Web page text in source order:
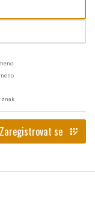
znak
Zaregistrovat se app_registration